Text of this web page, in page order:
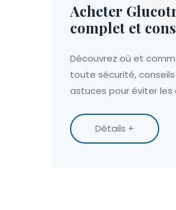
Acheter
complet et
Découvrez où et
toute sécurité,
astuces pour éviter les
Détails +